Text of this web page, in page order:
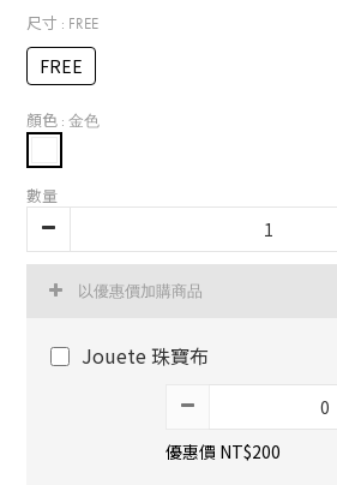
尺寸 : FREE
FREE
顏色 : 金色
數量
以優惠價加購商品
Jouete 珠寶布
優惠價 NT$200